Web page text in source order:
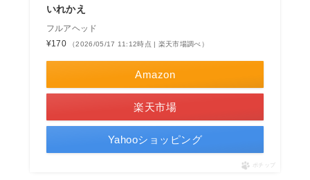
いれかえ
フルアヘッド
¥170
（2026/05/17 11:12時点 | 楽天市場調べ）
Amazon
楽天市場
Yahooショッピング
ポチップ